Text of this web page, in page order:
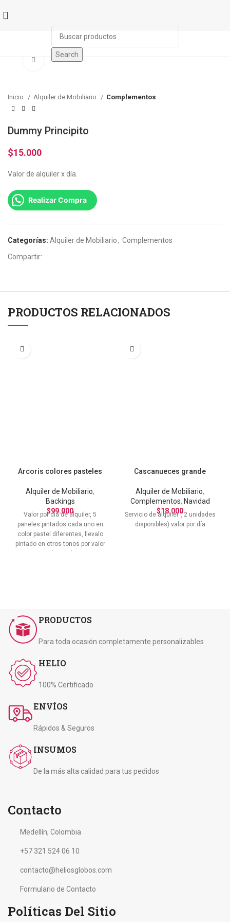
Search
Click to enlarge
Inicio Alquiler de Mobiliario Complementos
Dummy Principito
$15.000
Valor de alquiler x día.
Realizar Compra
Categorías: Alquiler de Mobiliario, Complementos
Compartir:
PRODUCTOS RELACIONADOS
Arcoris colores pasteles
Alquiler de Mobiliario,
Backings
$99.000
Valor por día de alquiler, 5
paneles pintados cada uno en
color pastel diferentes, llevalo
pintado en otros tonos por valor
adicional.
Cascanueces grande
Alquiler de Mobiliario,
Complementos, Navidad
$18.000
Servicio de alquiler ( 2 unidades
disponibles) valor por día
PRODUCTOS
Para toda ocasión completamente personalizables
HELIO
100% Certificado
ENVÍOS
Rápidos & Seguros
INSUMOS
De la más alta calidad para tus pedidos
Contacto
Medellín, Colombia
+57 321 524 06 10
contacto@heliosglobos.com
Formulario de Contacto
Políticas Del Sitio